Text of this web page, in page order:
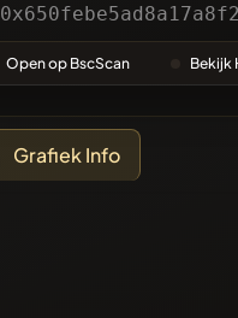
Open op BscScan Bekijk
Grafiek Info